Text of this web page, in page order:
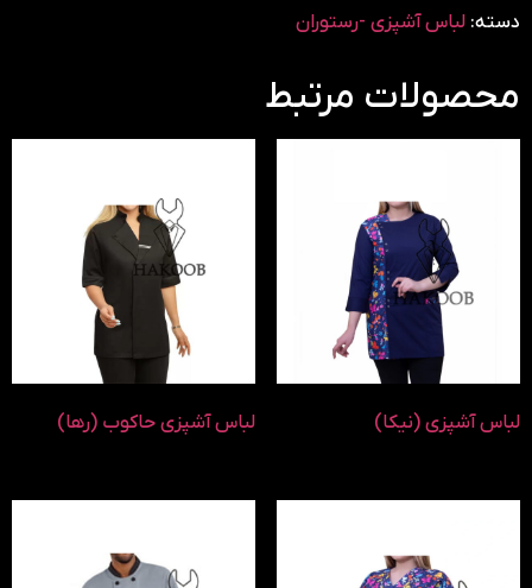
دسته: لباس آشپزی -رستوران
محصولات مرتبط
لباس آشپزی (نیکا) لباس آشپزی حاکوب (رها)